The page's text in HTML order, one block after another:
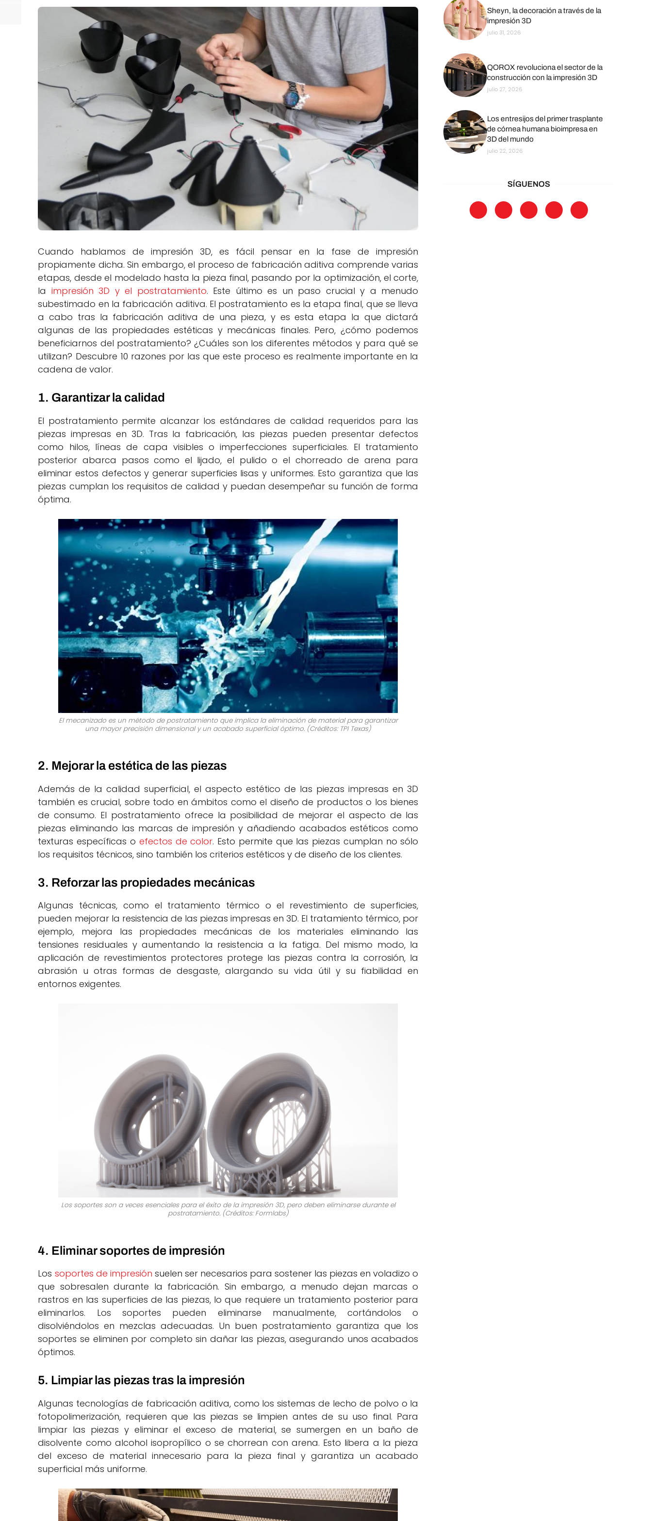
Negocios
Rankings 3D
Softwares 3D
Vídeos
Cuando hablamos de impresión 3D, es fácil pensar en la fase de impresión
propiamente dicha. Sin embargo, el proceso de fabricación aditiva comprende varias
etapas, desde el modelado hasta la pieza final, pasando por la optimización, el corte,
la impresión 3D y el postratamiento. Este último es un paso crucial y a menudo
subestimado en la fabricación aditiva. El postratamiento es la etapa final, que se lleva
a cabo tras la fabricación aditiva de una pieza, y es esta etapa la que dictará
algunas de las propiedades estéticas y mecánicas finales. Pero, ¿cómo podemos
beneficiarnos del postratamiento? ¿Cuáles son los diferentes métodos y para qué se
utilizan? Descubre 10 razones por las que este proceso es realmente importante en la
cadena de valor.
1. Garantizar la calidad
El postratamiento permite alcanzar los estándares de calidad requeridos para las
piezas impresas en 3D. Tras la fabricación, las piezas pueden presentar defectos
como hilos, líneas de capa visibles o imperfecciones superficiales. El tratamiento
posterior abarca pasos como el lijado, el pulido o el chorreado de arena para
eliminar estos defectos y generar superficies lisas y uniformes. Esto garantiza que las
piezas cumplan los requisitos de calidad y puedan desempeñar su función de forma
óptima.
El mecanizado es un método de postratamiento que implica la eliminación de material para garantizar
una mayor precisión dimensional y un acabado superficial óptimo. (Créditos: TPI Texas)
2. Mejorar la estética de las piezas
Además de la calidad superficial, el aspecto estético de las piezas impresas en 3D
también es crucial, sobre todo en ámbitos como el diseño de productos o los bienes
de consumo. El postratamiento ofrece la posibilidad de mejorar el aspecto de las
piezas eliminando las marcas de impresión y añadiendo acabados estéticos como
texturas específicas o efectos de color. Esto permite que las piezas cumplan no sólo
los requisitos técnicos, sino también los criterios estéticos y de diseño de los clientes.
3. Reforzar las propiedades mecánicas
Algunas técnicas, como el tratamiento térmico o el revestimiento de superficies,
pueden mejorar la resistencia de las piezas impresas en 3D. El tratamiento térmico, por
ejemplo, mejora las propiedades mecánicas de los materiales eliminando las
tensiones residuales y aumentando la resistencia a la fatiga. Del mismo modo, la
aplicación de revestimientos protectores protege las piezas contra la corrosión, la
abrasión u otras formas de desgaste, alargando su vida útil y su fiabilidad en
entornos exigentes.
Los soportes son a veces esenciales para el éxito de la impresión 3D, pero deben eliminarse durante el
postratamiento. (Créditos: Formlabs)
4. Eliminar soportes de impresión
Los soportes de impresión suelen ser necesarios para sostener las piezas en voladizo o
que sobresalen durante la fabricación. Sin embargo, a menudo dejan marcas o
rastros en las superficies de las piezas, lo que requiere un tratamiento posterior para
eliminarlos. Los soportes pueden eliminarse manualmente, cortándolos o
disolviéndolos en mezclas adecuadas. Un buen postratamiento garantiza que los
soportes se eliminen por completo sin dañar las piezas, asegurando unos acabados
óptimos.
5. Limpiar las piezas tras la impresión
Algunas tecnologías de fabricación aditiva, como los sistemas de lecho de polvo o la
fotopolimerización, requieren que las piezas se limpien antes de su uso final. Para
limpiar las piezas y eliminar el exceso de material, se sumergen en un baño de
disolvente como alcohol isopropílico o se chorrean con arena. Esto libera a la pieza
del exceso de material innecesario para la pieza final y garantiza un acabado
superficial más uniforme.
Sheyn, la decoración a través de la
impresión 3D
julio 31, 2026
QOROX revoluciona el sector de la
construcción con la impresión 3D
julio 27, 2026
Los entresijos del primer trasplante
de córnea humana bioimpresa en
3D del mundo
julio 22, 2026
SÍGUENOS